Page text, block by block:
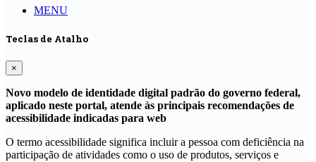
MENU
Teclas de Atalho
×
Novo modelo de identidade digital padrão do governo federal,
aplicado neste portal, atende às principais recomendações de
acessibilidade indicadas para web
O termo acessibilidade significa incluir a pessoa com deficiência na
participação de atividades como o uso de produtos, serviços e